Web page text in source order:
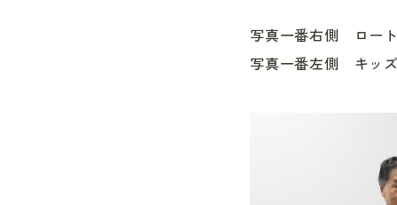
写真一番右側 ロー
写真一番左側 キッ